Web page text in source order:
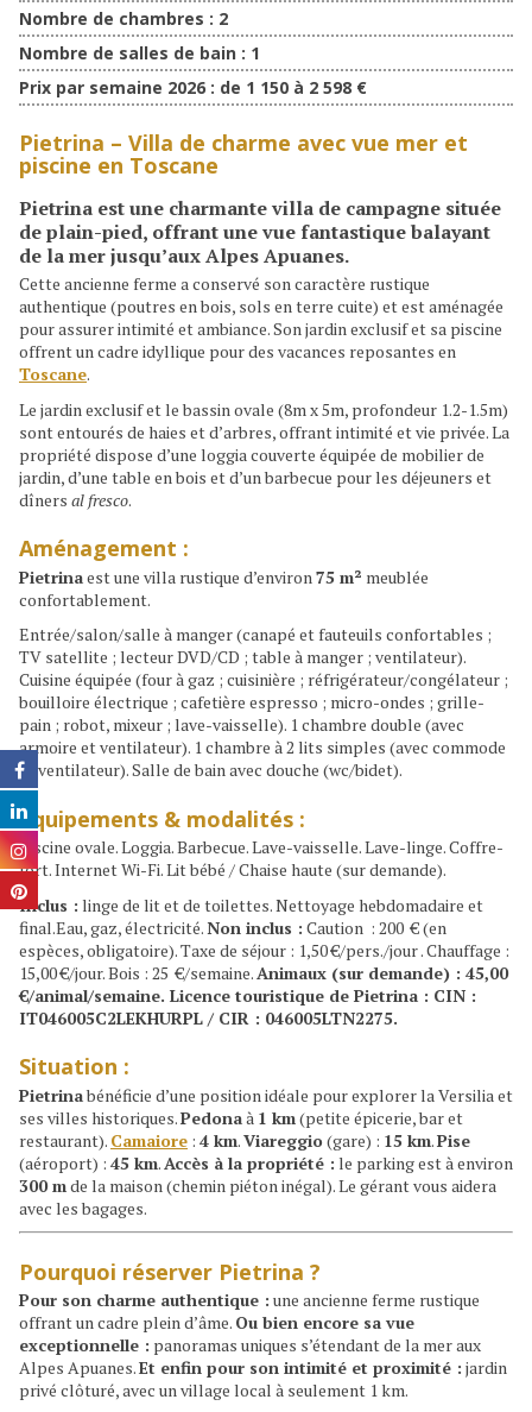
Nombre de chambres : 2
Nombre de salles de bain : 1
Prix par semaine 2026 : de 1 150 à 2 598 €
Pietrina – Villa de charme avec vue mer et
piscine en Toscane
Pietrina est une charmante villa de campagne située
de plain-pied, offrant unevue fantastiquebalayant
de la mer jusqu’aux Alpes Apuanes.
Cette ancienne ferme a conservé son caractère rustique
authentique (poutres en bois, sols en terre cuite) et est aménagée
pour assurer intimité et ambiance. Son jardin exclusif et sa piscine
offrent un cadre idyllique pour des vacances reposantes en
Toscane.
Le jardin exclusif et le bassin ovale (8m x 5m, profondeur 1.2-1.5m)
sont entourés de haies et d’arbres, offrant intimité et vie privée. La
propriété dispose d’une loggia couverte équipée de mobilier de
jardin, d’une table en bois et d’un barbecue pour les déjeuners et
dîners al fresco.
Aménagement :
Pietrinaest une villa rustique d’environ 75 m² meublée
confortablement.
Entrée/salon/salle à manger (canapé et fauteuils confortables ;
TV satellite ; lecteur DVD/CD ; table à manger ; ventilateur).
Cuisine équipée (four à gaz ; cuisinière ; réfrigérateur/congélateur ;
bouilloire électrique ; cafetière espresso ; micro-ondes ; grille-
pain ; robot, mixeur ; lave-vaisselle). 1 chambre double (avec
armoire et ventilateur). 1 chambre à 2 lits simples (avec commode
et ventilateur). Salle de bain avec douche (wc/bidet).
Équipements & modalités :
Piscine ovale. Loggia. Barbecue. Lave-vaisselle. Lave-linge. Coffre-
fort. Internet Wi-Fi. Lit bébé / Chaise haute (sur demande).
Inclus : linge de lit et de toilettes. Nettoyage hebdomadaire et
final.Eau, gaz, électricité. Non inclus : Caution : 200 € (en
espèces, obligatoire). Taxe de séjour : 1,50 €/pers./jour . Chauffage :
15,00 €/jour. Bois : 25 €/semaine. Animaux (sur demande) : 45,00
€/animal/semaine. Licence touristique de Pietrina : CIN :
IT046005C2LEKHURPL / CIR : 046005LTN2275.
Situation :
Pietrinabénéficie d’une position idéale pour explorer la Versilia et
ses villes historiques.Pedonaà 1 km(petite épicerie, bar et
restaurant). Camaiore : 4 km.Viareggio(gare) : 15 km.Pise
(aéroport) : 45 km. Accès à la propriété : le parking est à environ
300 mde la maison (chemin piéton inégal). Le gérant vous aidera
avec les bagages.
Pourquoi réserver Pietrina ?
Pour son charme authentique : une ancienne ferme rustique
offrant un cadre plein d’âme. Ou bien encore sa vue
exceptionnelle : panoramas uniques s’étendant de la mer aux
Alpes Apuanes.Et enfin pour son intimité et proximité : jardin
privé clôturé, avec un village local à seulement 1 km.